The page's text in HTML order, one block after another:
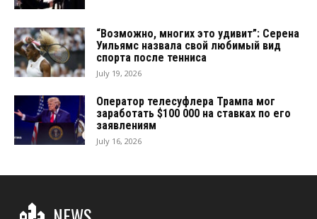
“Возможно, многих это удивит”: Серена
Уильямс назвала свой любимый вид
спорта после тенниса
July 19, 2026
Оператор телесуфлера Трампа мог
заработать $100 000 на ставках по его
заявлениям
July 16, 2026